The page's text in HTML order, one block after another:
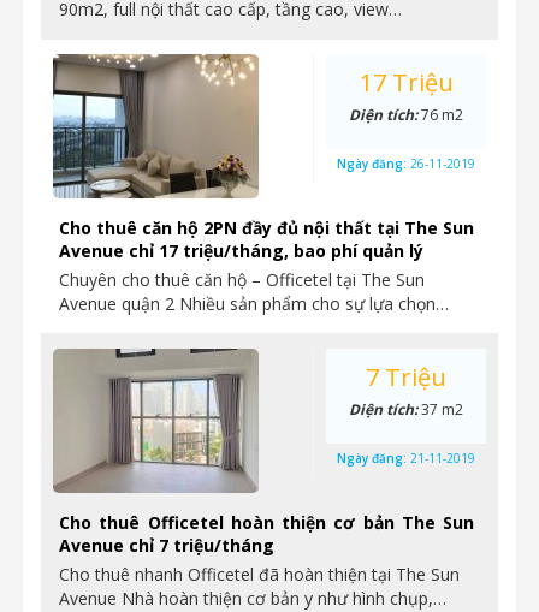
90m2, full nội thất cao cấp, tầng cao, view…
Cho thuê căn hộ 2PN đầy đủ nội thất tại The Sun
Avenue chỉ 17 triệu/tháng, bao phí quản lý
Chuyên cho thuê căn hộ – Officetel tại The Sun
Avenue quận 2 Nhiều sản phẩm cho sự lựa chọn…
17 Triệu
Diện tích:76 m2
Ngày đăng: 26-11-2019
Cho thuê Officetel hoàn thiện cơ bản The Sun
Avenue chỉ 7 triệu/tháng
Cho thuê nhanh Officetel đã hoàn thiện tại The Sun
Avenue Nhà hoàn thiện cơ bản y như hình chụp,…
7 Triệu
Diện tích:37 m2
Ngày đăng: 21-11-2019